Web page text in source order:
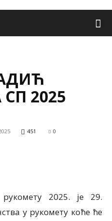
2025
451 0
2025. је 29.
у рукомету коће ће